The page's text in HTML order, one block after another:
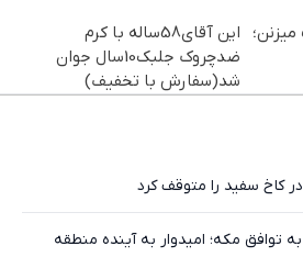
این آقای58ساله با کرم
ضدچروک جلبک10سال جوان
شد(سفارش با تخفیف)
در کاخ سفید را متوقف کرد
توافق مکه؛ امیدوار به آینده منطقه